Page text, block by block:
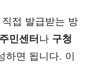
접 발급받는 방
민센터나 구청
하면 됩니다. 이